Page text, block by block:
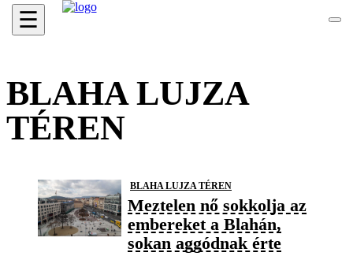
☰
BLAHA LUJZA
TÉREN
BLAHA LUJZA TÉREN
Meztelen nő sokkolja az
embereket a Blahán,
sokan aggódnak érte